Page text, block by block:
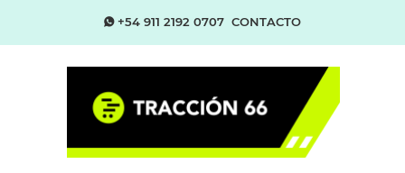
+54 911 2192 0707 CONTACTO